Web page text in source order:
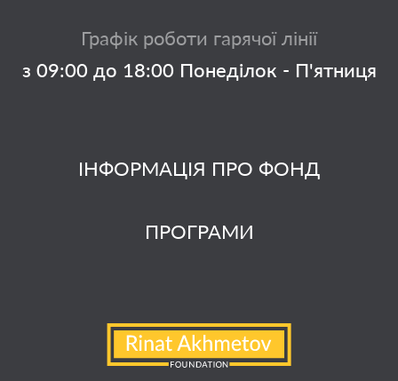
ІНФОРМАЦІЯ ПРО ФОНД
ПРОГРАМИ
Графік роботи гарячої лінії
з 09:00 до 18:00 Понеділок - П'ятниця